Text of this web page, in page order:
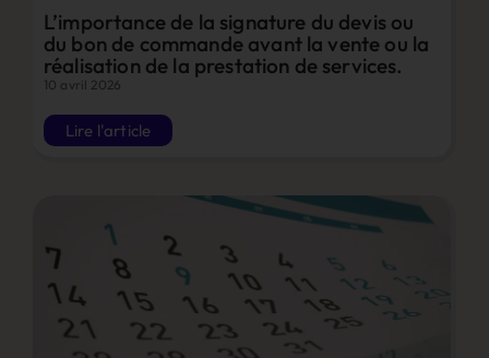
L’importance de la signature du devis ou
du bon de commande avant la vente ou la
réalisation de la prestation de services.
10 avril 2026
Lire l'article